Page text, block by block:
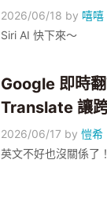
2026/06/18 by 嘻嘻
Siri AI 快下來～
Google 即時
Translate 讓
2026/06/17 by愷希
英文不好也沒關係了！